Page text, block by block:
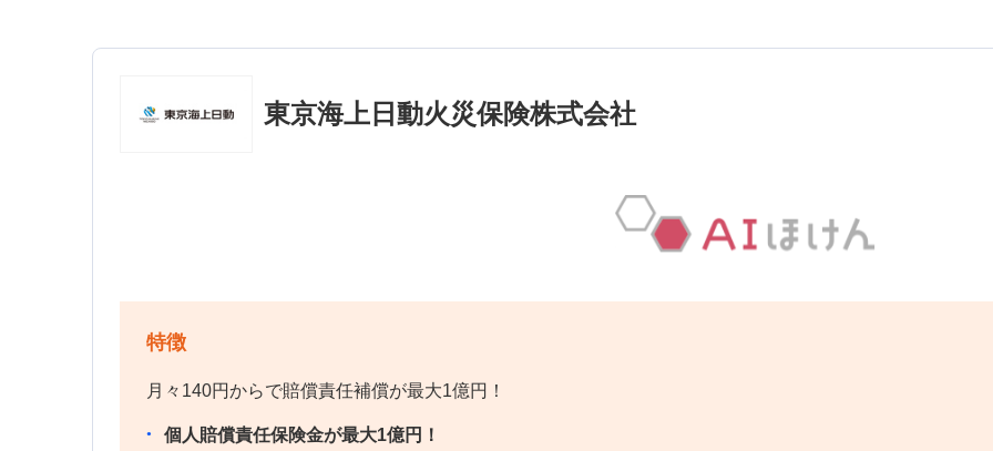
東京海上日動火災保険株式会社
特徴
月々140円からで賠償責任補償が最大1億円！
個人賠償責任保険金が最大1億円！